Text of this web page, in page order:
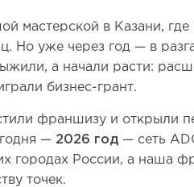
мастерской в Казани, где
Но уже через год — в
а начали расти:
бизнес-грант.
франшизу и открыли
— 2026 год — сеть
городах России, а наша
точек.